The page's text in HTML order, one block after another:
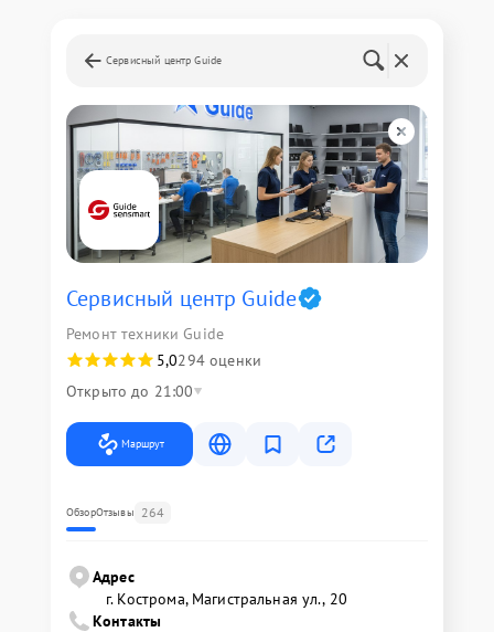
Сервисный центр Guide
Сервисный центр Guide
Ремонт техники Guide
5,0294 оценки
Открыто до 21:00
Маршрут
ОбзорОтзывы 264
Адрес
г. Кострома, Магистральная ул., 20
Контакты